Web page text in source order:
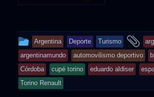
This
entry
was
posted
in
Argentina Deporte Turismo
argentinamundo
automovilismo deportivo
Córdoba
cupé torino eduardo aldiser
Torino Renault